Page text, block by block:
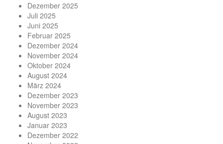
Dezember 2025
Juli 2025
Juni 2025
Februar 2025
Dezember 2024
November 2024
Oktober 2024
August 2024
März 2024
Dezember 2023
November 2023
August 2023
Januar 2023
Dezember 2022